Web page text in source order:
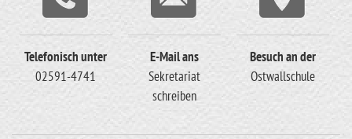
Telefonisch unter
02591-4741
E-Mail ans
Sekretariat
schreiben
Besuch an der
Ostwallschule